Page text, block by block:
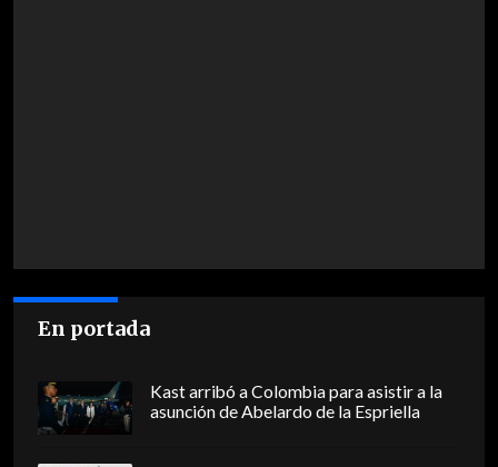
En portada
Kast arribó a Colombia para asistir a la
asunción de Abelardo de la Espriella